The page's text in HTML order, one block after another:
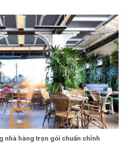
nhà hàng trọn gói chuẩn chỉnh